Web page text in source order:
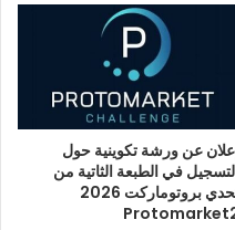
عن ورشة تكوينية حول
في الطبعة الثاتية من
تحدي بروتوماركت 2026